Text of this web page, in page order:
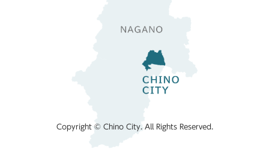
Copyright © Chino City. All Rights Reserved.